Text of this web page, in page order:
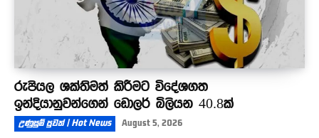
රුපියල ශක්තිමත් කිරීමට විදේශගත
ඉන්දියානුවන්ගෙන් ඩොලර් බිලියන 40.8ක්
උණුසුම් පුවත් | Hot News August 5, 2026